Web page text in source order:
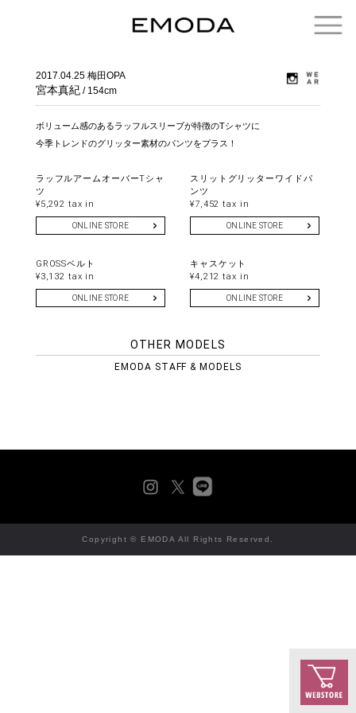
2017.04.25 梅田OPA
宮本真紀 / 154cm
ボリューム感のあるラッフルスリーブが特徴のTシャツに
今季トレンドのグリッター素材のパンツをプラス！
ラッフルアームオーバーTシャ
ツ
¥5,292 tax in
ONLINE STORE
スリットグリッターワイドパ
ンツ
¥7,452 tax in
ONLINE STORE
GROSSベルト
¥3,132 tax in
ONLINE STORE
キャスケット
¥4,212 tax in
ONLINE STORE
OTHER MODELS
EMODA STAFF & MODELS
Copyright © EMODA All Rights Reserved.